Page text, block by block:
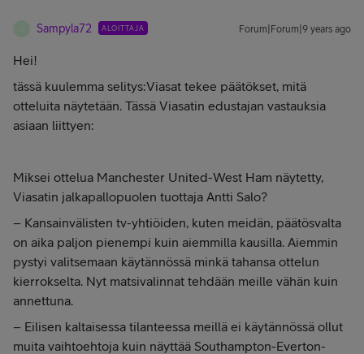
Sampyla72 ALOITTAJA Forum|Forum|9 years ago
Hei!
tässä kuulemma selitys:Viasat tekee päätökset, mitä
otteluita näytetään. Tässä Viasatin edustajan vastauksia
asiaan liittyen:
Miksei ottelua Manchester United-West Ham näytetty,
Viasatin jalkapallopuolen tuottaja Antti Salo?
– Kansainvälisten tv-yhtiöiden, kuten meidän, päätösvalta
on aika paljon pienempi kuin aiemmilla kausilla. Aiemmin
pystyi valitsemaan käytännössä minkä tahansa ottelun
kierrokselta. Nyt matsivalinnat tehdään meille vähän kuin
annettuna.
– Eilisen kaltaisessa tilanteessa meillä ei käytännössä ollut
muita vaihtoehtoja kuin näyttää Southampton-Everton-